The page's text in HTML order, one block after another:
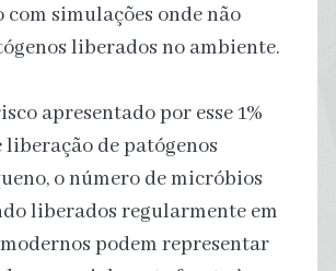
com simulações onde não
liberados no ambiente.
apresentado por esse 1%
liberação de patógenos
o número de micróbios
liberados regularmente em
podem representar